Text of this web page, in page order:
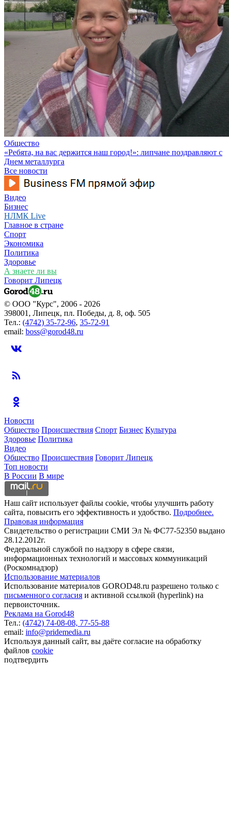
Общество
«Ребята, на вас держится наш город!»: липчане поздравляют с
Днем металлурга
Все новости
Видео
Бизнес
НЛМК Live
Главное в стране
Спорт
Экономика
Политика
Здоровье
А знаете ли вы
Говорит Липецк
© ООО "Курс", 2006 - 2026
398001, Липецк, пл. Победы, д. 8, оф. 505
Тел.: (4742) 35-72-96, 35-72-91
email: boss@gorod48.ru
Новости
Общество Происшествия Спорт Бизнес Культура
Здоровье Политика
Видео
Общество Происшествия Говорит Липецк
Топ новости
В России В мире
Наш сайт использует файлы cookie, чтобы улучшить работу
сайта, повысить его эффективность и удобство. Подробнее.
Правовая информация
Свидетельство о регистрации СМИ Эл № ФС77-52350 выдано
28.12.2012г.
Федеральной службой по надзору в сфере связи,
информационных технологий и массовых коммуникаций
(Роскомнадзор)
Использование материалов
Использование материалов GOROD48.ru разрешено только с
письменного согласия и активной ссылкой (hyperlink) на
первоисточник.
Реклама на Gorod48
Тел.: (4742) 74-08-08, 77-55-88
email: info@pridemedia.ru
Используя данный сайт, вы даёте согласие на обработку
файлов cookie
подтвердить